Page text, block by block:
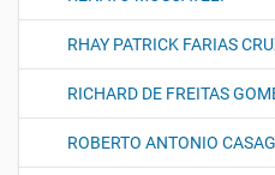
RHAY PATRICK FARIAS
RICHARD DE FREITAS
ROBERTO ANTONIO